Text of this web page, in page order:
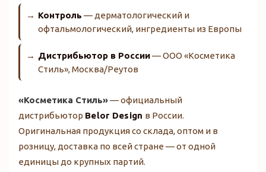
Контроль — дерматологический и
офтальмологический, ингредиенты из Европы
Дистрибьютор в России— ООО «Косметика
Стиль», Москва/Реутов
«Косметика Стиль»— официальный
дистрибьютор Belor Design в России.
Оригинальная продукция со склада, оптом и в
розницу, доставка по всей стране — от одной
единицы до крупных партий.